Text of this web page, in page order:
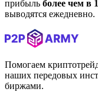
прибыль более чем в
выводятся ежедневно.
Помогаем
наших передовых
биржами.